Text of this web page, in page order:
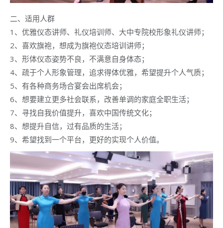
二、适用人群
1、优雅仪态讲师、礼仪培训师、大中专院校形象礼仪讲师；
2、喜欢旗袍，想成为旗袍仪态培训讲师；
3、形体仪态姿势不良，不满意自身体态；
4、疏于个人形象管理，追求得体优雅，希望提升个人气质；
5、有各种商务场合宴会出席机会；
6、想要建立更多社会联系，改善单调的家庭全职生活；
7、寻找自我价值提升，喜欢中国传统文化；
8、想提升自信，过有品质的生活；
9、希望找到一个平台，更好的实现个人价值。